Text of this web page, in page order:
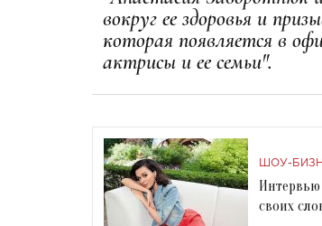
вокруг ее здоровья и
которая появляется в
актрисы и ее семьи".
ШОУ-
Интервью
своих